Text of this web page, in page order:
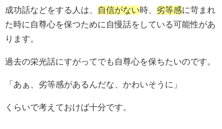
成功話などをする人は、 自信がない時、 劣等感に苛まれ
た時に自尊心を保つために自慢話をしている可能性があ
ります。
過去の栄光話にすがってでも自尊心を保ちたいのです。
「あぁ、劣等感があるんだな、かわいそうに」
くらいで考えておけば十分です。